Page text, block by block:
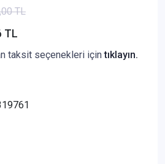
TL
TL
taksit seçenekleri içintıklayın.